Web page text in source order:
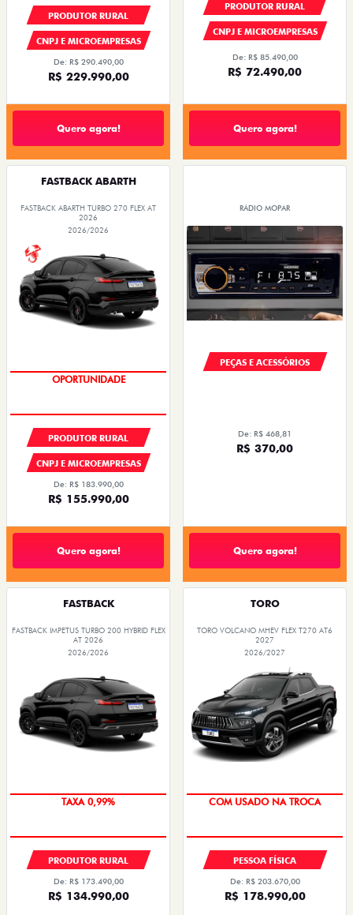
PRODUTOR RURAL
CNPJ E MICROEMPRESAS
De: R$ 290.490,00
R$ 229.990,00
Quero agora!
PRODUTOR RURAL
CNPJ E MICROEMPRESAS
De: R$ 85.490,00
R$ 72.490,00
Quero agora!
FASTBACK ABARTH
FASTBACK ABARTH TURBO 270 FLEX AT
2026
2026/2026
OPORTUNIDADE
PRODUTOR RURAL
CNPJ E MICROEMPRESAS
De: R$ 183.990,00
R$ 155.990,00
Quero agora!
RÁDIO MOPAR
PEÇAS E ACESSÓRIOS
De: R$ 468,81
R$ 370,00
Quero agora!
FASTBACK
FASTBACK IMPETUS TURBO 200 HYBRID FLEX
AT 2026
2026/2026
OPORTUNIDADE
PRODUTOR RURAL
De: R$ 173.490,00
R$ 134.990,00
TORO
TORO VOLCANO MHEV FLEX T270 AT6
2027
2026/2027
TAXA 0,99%
PESSOA FÍSICA
De: R$ 203.670,00
R$ 178.990,00